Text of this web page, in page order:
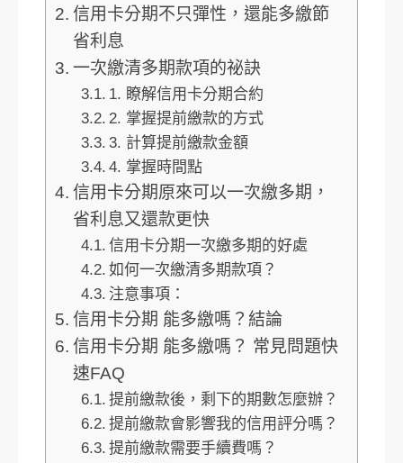
信用卡分期不只彈性，還能多繳節
省利息
一次繳清多期款項的祕訣
1. 瞭解信用卡分期合約
2. 掌握提前繳款的方式
3. 計算提前繳款金額
4. 掌握時間點
信用卡分期原來可以一次繳多期，
省利息又還款更快
信用卡分期一次繳多期的好處
如何一次繳清多期款項？
注意事項：
信用卡分期 能多繳嗎？結論
信用卡分期 能多繳嗎？ 常見問題快
速FAQ
提前繳款後，剩下的期數怎麼辦？
提前繳款會影響我的信用評分嗎？
提前繳款需要手續費嗎？